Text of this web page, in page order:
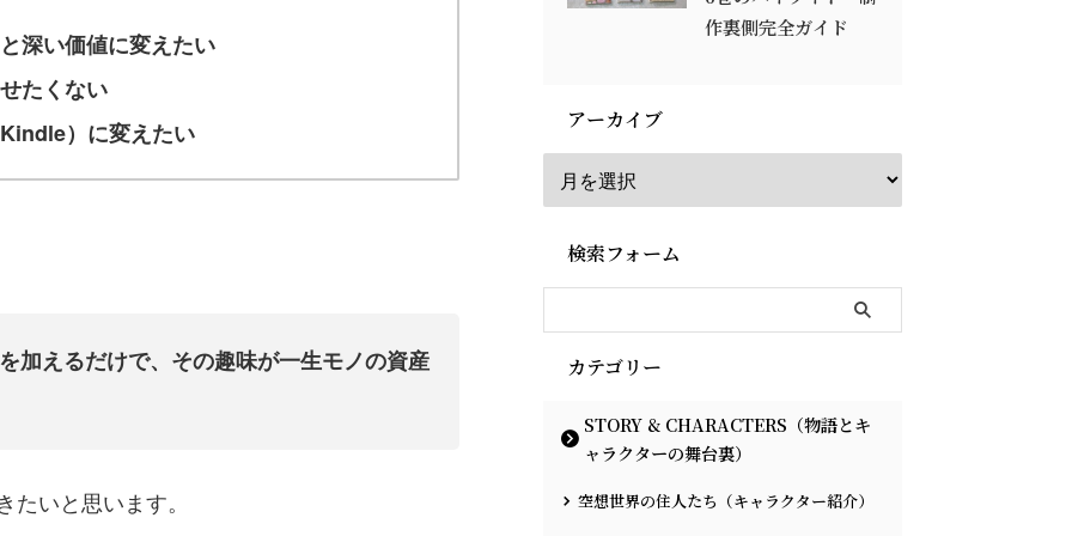
深い価値に変えたい
たくない
）に変えたい
加えるだけで、その趣味が一生モノの資産
いと思います。
作裏側完全ガイド
アーカイブ
検索フォーム
カテゴリー
STORY & CHARACTERS（物語とキ
ャラクターの舞台裏）
空想世界の住人たち（キャラクター紹介）